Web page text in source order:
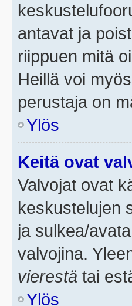
antavat ja
riippuen mitä
Heillä voi
perustaja on
Ylös
Keitä ovat
Valvojat ovat
keskustelujen
ja sulkea/
valvojina.
vierestä tai
Ylös